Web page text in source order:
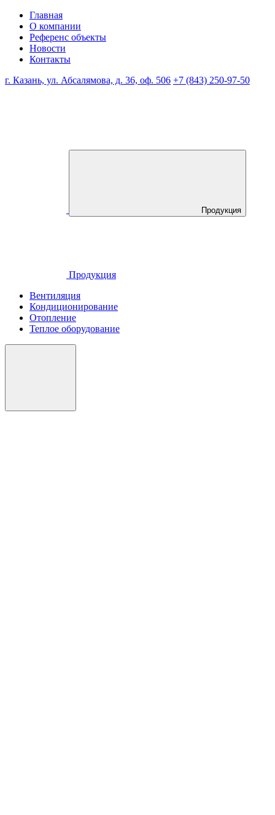
Главная
О компании
Референс объекты
Новости
Контакты
г. Казань, ул. Абсалямова, д. 36, оф. 506 +7 (843) 250-97-50
Продукция
Продукция
Вентиляция
Кондиционирование
Отопление
Теплое оборудование